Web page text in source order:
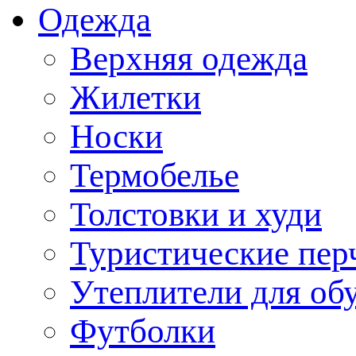
Одежда
Верхняя одежда
Жилетки
Носки
Термобелье
Толстовки и худи
Туристические
Утеплители для
Футболки